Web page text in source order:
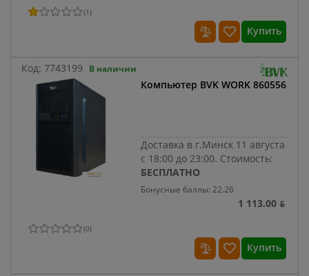
(1)
Купить
Код: 7743199 В наличии
Компьютер BVK WORK 860556
Доставка в г.Минск 11 августа
с 18:00 до 23:00. Стоимость:
БЕСПЛАТНО
Бонусные баллы: 22.26
1 113.00 ƃ
(0)
Купить